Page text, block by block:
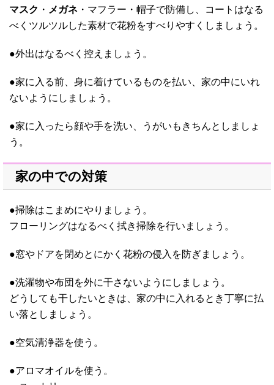
マスク ・ メガネ ・マフラー・帽子で防備し、コートはなる
べくツルツルした素材で花粉をすべりやすくしましょう。
●外出はなるべく控えましょう。
●家に入る前、身に着けているものを払い、家の中にいれ
ないようにしましょう。
●家に入ったら顔や手を洗い、うがいもきちんとしましょ
う。
家の中での対策
●掃除はこまめにやりましょう。
フローリングはなるべく拭き掃除を行いましょう。
●窓やドアを閉めとにかく花粉の侵入を防ぎましょう。
●洗濯物や布団を外に干さないようにしましょう。
どうしても干したいときは、家の中に入れるとき丁寧に払
い落としましょう。
●空気清浄器を使う。
●アロマオイルを使う。